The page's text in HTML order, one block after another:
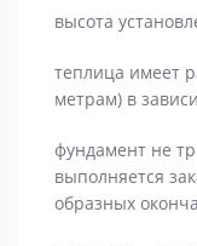
высота
теплица имеет
метрам) в
фундамент не
выполняется
образных